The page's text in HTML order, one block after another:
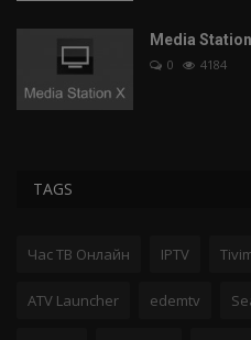
Media
0 4184
TAGS
Час ТВ Онлайн IPTV
ATV Launcher edemtv